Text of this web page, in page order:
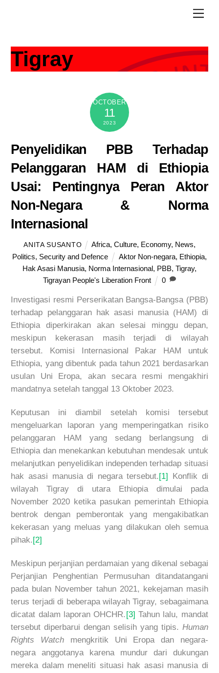
Tigray
OCTOBER
11
2023
Penyelidikan PBB Terhadap
Pelanggaran HAM di Ethiopia
Usai: Pentingnya Peran Aktor
Non-Negara & Norma
Internasional
ANITA SUSANTO Africa, Culture, Economy, News,
Politics, Security and Defence Aktor Non-negara, Ethiopia,
Hak Asasi Manusia, Norma Internasional, PBB, Tigray,
Tigrayan People's Liberation Front
0
Investigasi resmi Perserikatan Bangsa-Bangsa (PBB)
terhadap pelanggaran hak asasi manusia (HAM) di
Ethiopia diperkirakan akan selesai minggu depan,
meskipun kekerasan masih terjadi di wilayah
tersebut. Komisi Internasional Pakar HAM untuk
Ethiopia, yang dibentuk pada tahun 2021 berdasarkan
usulan Uni Eropa, akan secara resmi mengakhiri
mandatnya setelah tanggal 13 Oktober 2023.
Keputusan ini diambil setelah komisi tersebut
mengeluarkan laporan yang memperingatkan risiko
pelanggaran HAM yang sedang berlangsung di
Ethiopia dan menekankan kebutuhan mendesak untuk
melanjutkan penyelidikan independen terhadap situasi
hak asasi manusia di negara tersebut.[1] Konflik di
wilayah Tigray di utara Ethiopia dimulai pada
November 2020 ketika pasukan pemerintah Ethiopia
bentrok dengan pemberontak yang mengakibatkan
kekerasan yang meluas yang dilakukan oleh semua
pihak.[2]
Meskipun perjanjian perdamaian yang dikenal sebagai
Perjanjian Penghentian Permusuhan ditandatangani
pada bulan November tahun 2021, kekejaman masih
terus terjadi di beberapa wilayah Tigray, sebagaimana
dicatat dalam laporan OHCHR. [3] Tahun lalu, mandat
tersebut diperbarui dengan selisih yang tipis. Human
Rights Watch mengkritik Uni Eropa dan negara-
negara anggotanya karena mundur dari dukungan
mereka dalam meneliti situasi hak asasi manusia di